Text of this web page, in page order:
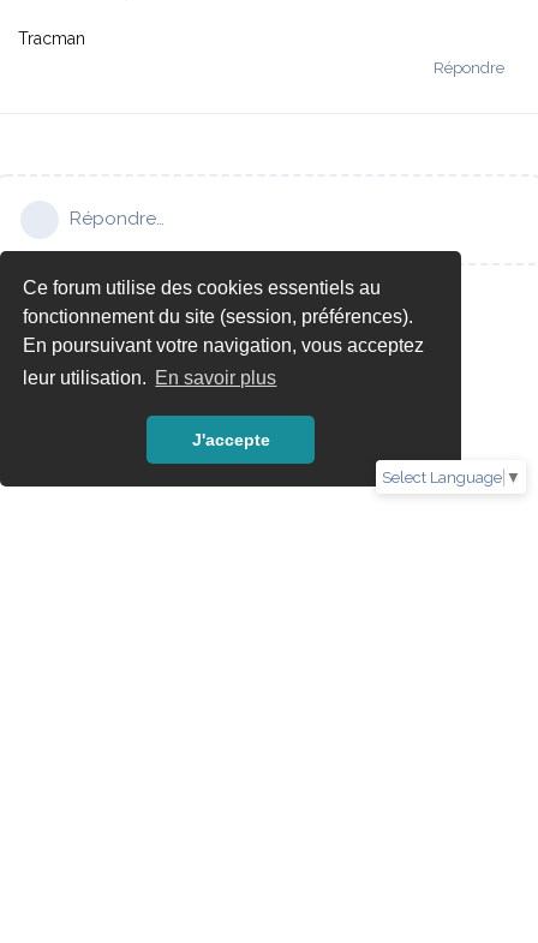
Ce forum utilise des cookies essentiels au
fonctionnement du site (session, préférences).
En poursuivant votre navigation, vous acceptez
leur utilisation. En savoir plus
J'accepte
Select Language ▼
Tracman
Répondre
Répondre…